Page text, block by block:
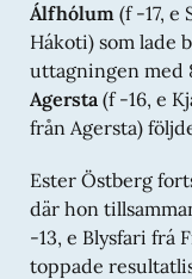
Álfhólum (f -17, e
Hákoti) som lade
uttagningen med
Agersta (f -16, e
från Agersta)
Ester Östberg
där hon
-13, e Blysfari frá
toppade